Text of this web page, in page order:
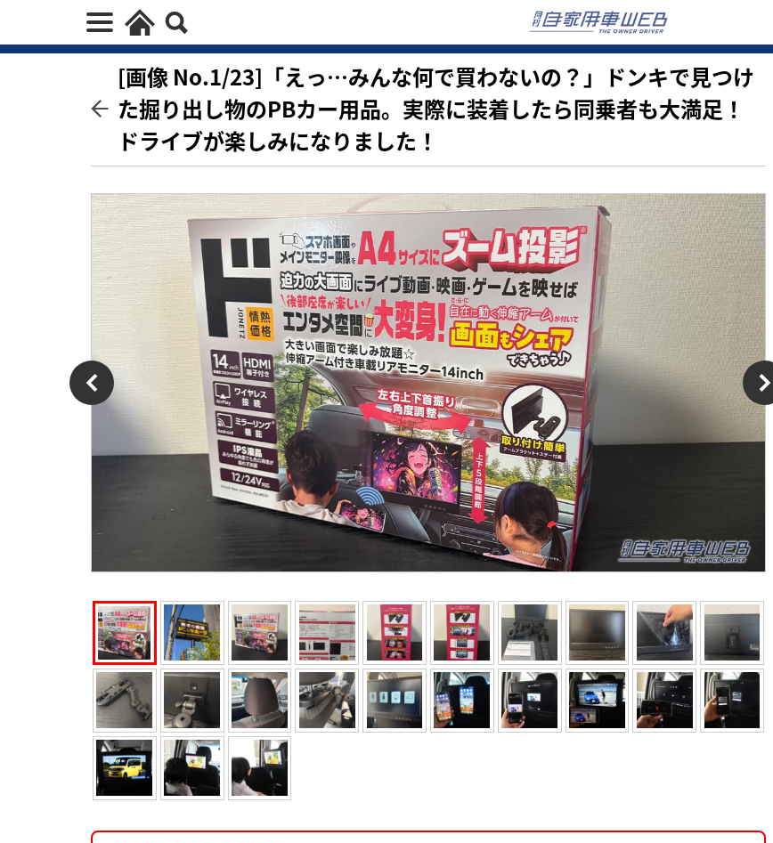
[画像 No.1/23]「えっ…みんな何で買わないの？」ドンキで見つけ
た掘り出し物のPBカー用品。実際に装着したら同乗者も大満足！
ドライブが楽しみになりました！